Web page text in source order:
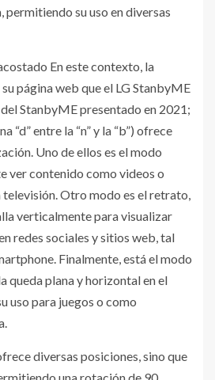
permitiendo su uso en diversas
En este contexto, la
página web que el LG StanbyME
StanbyME presentado en 2021;
“d” entre la “n” y la “b”) ofrece
Uno de ellos es el modo
ver contenido como videos o
televisión. Otro modo es el retrato,
verticalmente para visualizar
redes sociales y sitios web, tal
Finalmente, está el modo
queda plana y horizontal en el
uso para juegos o como
diversas posiciones, sino que
una rotación de 90